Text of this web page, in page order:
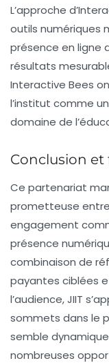
L’approche
outils numériques
présence en ligne
résultats
Interactive Bees
l’institut comme
domaine de
Conclusion
Ce partenariat
prometteuse
engagement
présence
combinaison de
payantes ciblées
l’audience, JIIT
sommets dans le
semble
nombreuses